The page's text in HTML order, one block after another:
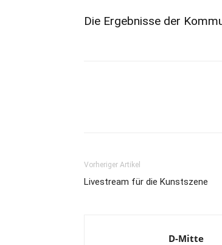
Die Ergebnisse der
Vorheriger Artikel
Livestream für die Kunstszene
D-Mitte